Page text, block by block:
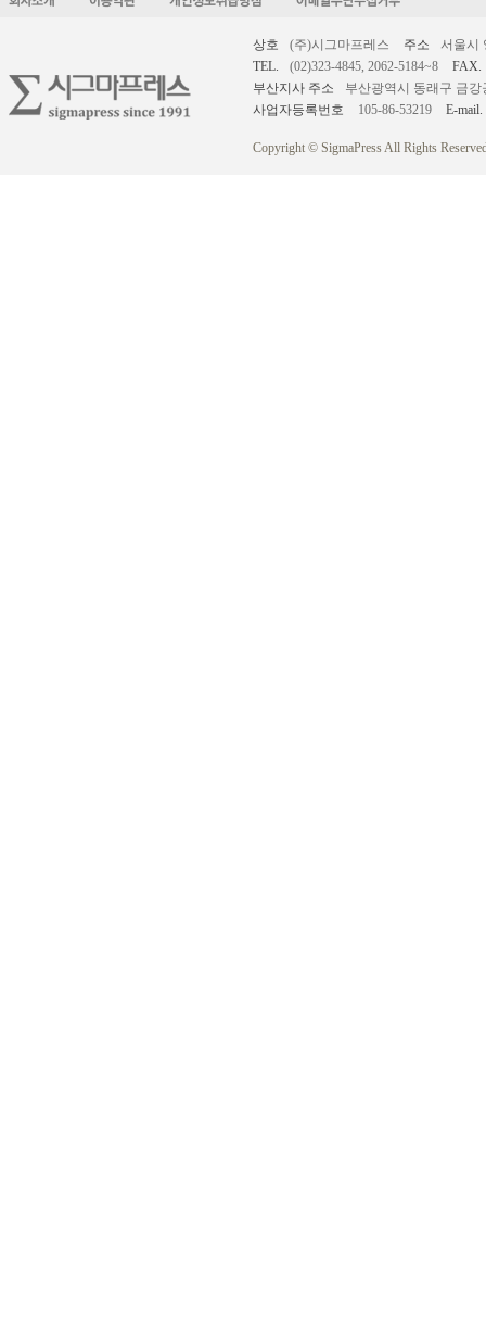
상호 (주)시그마프레스 주소
서울시
TEL.
(02)323-4845, 2062-5184~8
FAX.
부산지사 주소
부산광역시 동래구 금강
사업자등록번호
105-86-53219 E-mail.
Copyright © SigmaPress All Rights